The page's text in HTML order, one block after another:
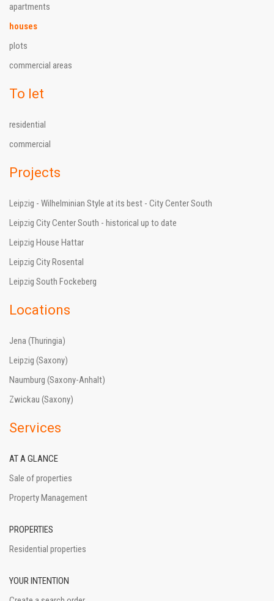
apartments
houses
plots
commercial areas
To let
residential
commercial
Projects
Leipzig - Wilhelminian Style at its best - City Center South
Leipzig City Center South - historical up to date
Leipzig House Hattar
Leipzig City Rosental
Leipzig South Fockeberg
Locations
Jena (Thuringia)
Leipzig (Saxony)
Naumburg (Saxony-Anhalt)
Zwickau (Saxony)
Services
AT A GLANCE
Sale of properties
Property Management
PROPERTIES
Residential properties
YOUR INTENTION